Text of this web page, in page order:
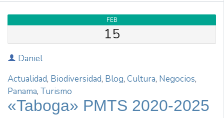
FEB
15
Daniel
Actualidad, Biodiversidad, Blog, Cultura, Negocios,
Panama, Turismo
«Taboga» PMTS 2020-2025